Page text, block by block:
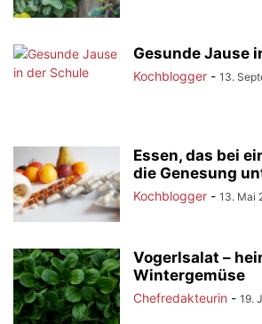
Gesunde Jause
Kochblogger - 13.
Essen, das bei
die Genesung
Kochblogger - 13. Mai
Vogerlsalat –
Wintergemüse
Chefredakteurin - 19.